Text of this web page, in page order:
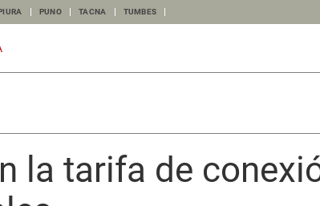
PUNO TACNA TUMBES
la tarifa de